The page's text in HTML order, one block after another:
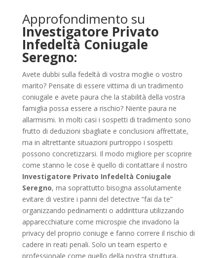
Approfondimento su
Investigatore Privato
Infedeltà Coniugale
Seregno:
Avete dubbi sulla fedeltà di vostra moglie o vostro
marito? Pensate di essere vittima di un tradimento
coniugale e avete paura che la stabilità della vostra
famiglia possa essere a rischio? Niente paura ne
allarmismi. In molti casi i sospetti di tradimento sono
frutto di deduzioni sbagliate e conclusioni affrettate,
ma in altrettante situazioni purtroppo i sospetti
possono concretizzarsi. Il modo migliore per scoprire
come stanno le cose è quello di contattare il nostro
Investigatore Privato Infedeltà Coniugale
Seregno, ma soprattutto bisogna assolutamente
evitare di vestire i panni del detective “fai da te”
organizzando pedinamenti o addirittura utilizzando
apparecchiature come microspie che invadono la
privacy del proprio coniuge e fanno correre il rischio di
cadere in reati penali. Solo un team esperto e
professionale come quello della nostra struttura,